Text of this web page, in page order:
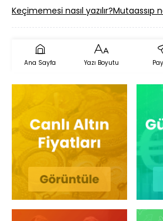
Keçimemesi nasıl yazılır?Mutaassıp
Ana Sayfa Yazı Boyutu